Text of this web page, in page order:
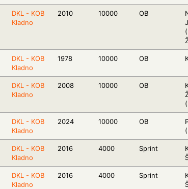
DKL - KOB
Kladno
2010 10000 OB
DKL - KOB
Kladno
1978 10000 OB
DKL - KOB
Kladno
2008 10000 OB
DKL - KOB
Kladno
2024 10000 OB
DKL - KOB
Kladno
2016 4000 Sprint
DKL - KOB
Kladno
2016 4000 Sprint